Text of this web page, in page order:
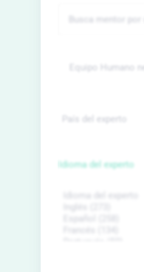
Idioma del experto